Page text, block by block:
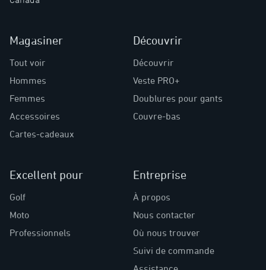
Magasiner
Tout voir
Hommes
Femmes
Accessoires
Cartes-cadeaux
Découvrir
Découvrir
Veste PRO+
Doublures pour gants
Couvre-bas
Excellent pour
Golf
Moto
Professionnels
Entreprise
À propos
Nous contacter
Où nous trouver
Suivi de commande